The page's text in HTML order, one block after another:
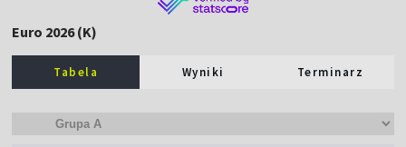
Euro 2026 (K)
Tabela Wyniki Terminarz